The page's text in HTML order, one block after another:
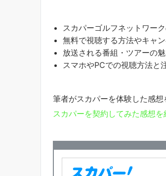
スカパーゴルフネットワー
無料で視聴する方法やキャ
放送される番組・ツアーの
スマホやPCでの視聴方法と
筆者がスカパーを体験した感想
スカパーを契約してみた感想